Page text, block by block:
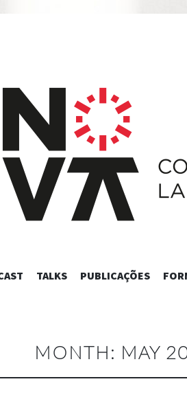
SKIP
TALKS PUBLICAÇÕES
MONTH: MAY